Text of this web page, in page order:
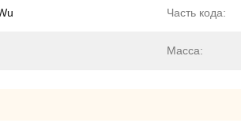
Часть кода:
Масса: